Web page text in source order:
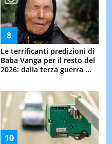
Le terrificanti predizioni di
Baba Vanga per il resto del
2026: dalla terza guerra ...